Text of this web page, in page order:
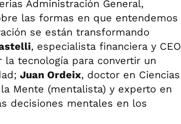
Administración General,
las formas en que entendemos
se están transformando
, especialista financiera y CEO
tecnología para convertir un
Juan Ordeix, doctor en Ciencias
Mente (mentalista) y experto en
decisiones mentales en los